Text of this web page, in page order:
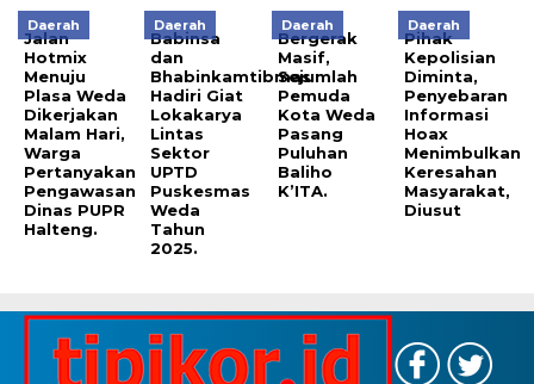
Daerah
Jalan
Hotmix
Menuju
Plasa Weda
Dikerjakan
Malam Hari,
Warga
Pertanyakan
Pengawasan
Dinas PUPR
Halteng.
Daerah
Babinsa
dan
Bhabinkamtibmas
Hadiri Giat
Lokakarya
Lintas
Sektor
UPTD
Puskesmas
Weda
Tahun
2025.
Daerah
Bergerak
Masif,
Sejumlah
Pemuda
Kota Weda
Pasang
Puluhan
Baliho
K’ITA.
Daerah
Pihak
Kepolisian
Diminta,
Penyebaran
Informasi
Hoax
Menimbulkan
Keresahan
Masyarakat,
Diusut